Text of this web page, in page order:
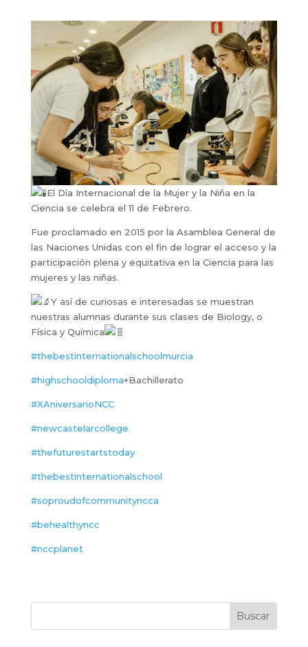
El Día Internacional de la Mujer y la Niña en la
Ciencia se celebra el 11 de Febrero.
Fue proclamado en 2015 por la Asamblea General de
las Naciones Unidas con el fin de lograr el acceso y la
participación plena y equitativa en la Ciencia para las
mujeres y las niñas.
Y así de curiosas e interesadas se muestran
nuestras alumnas durante sus clases de Biology, o
Física y Química
#thebestinternationalschoolmurcia
#highschooldiploma+Bachillerato
#XAniversarioNCC
#newcastelarcollege
#thefuturestartstoday
#thebestinternationalschool
#soproudofcommunityncca
#behealthyncc
#nccplanet
Buscar